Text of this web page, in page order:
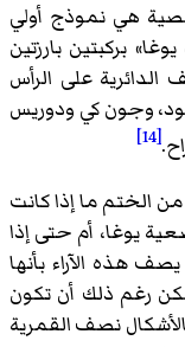
هي نموذج أولي
بركبتين بارزتين
على الرأس
وجون كي ودوريس
[14]
الختم ما إذا كانت
يوغا، أم حتى إذا
هذه الآراء بأنها
رغم ذلك أن تكون
نصف القمرية